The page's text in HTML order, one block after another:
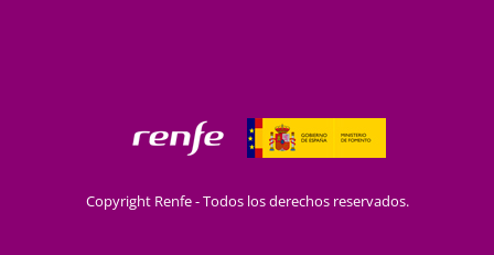
Copyright Renfe - Todos los derechos reservados.